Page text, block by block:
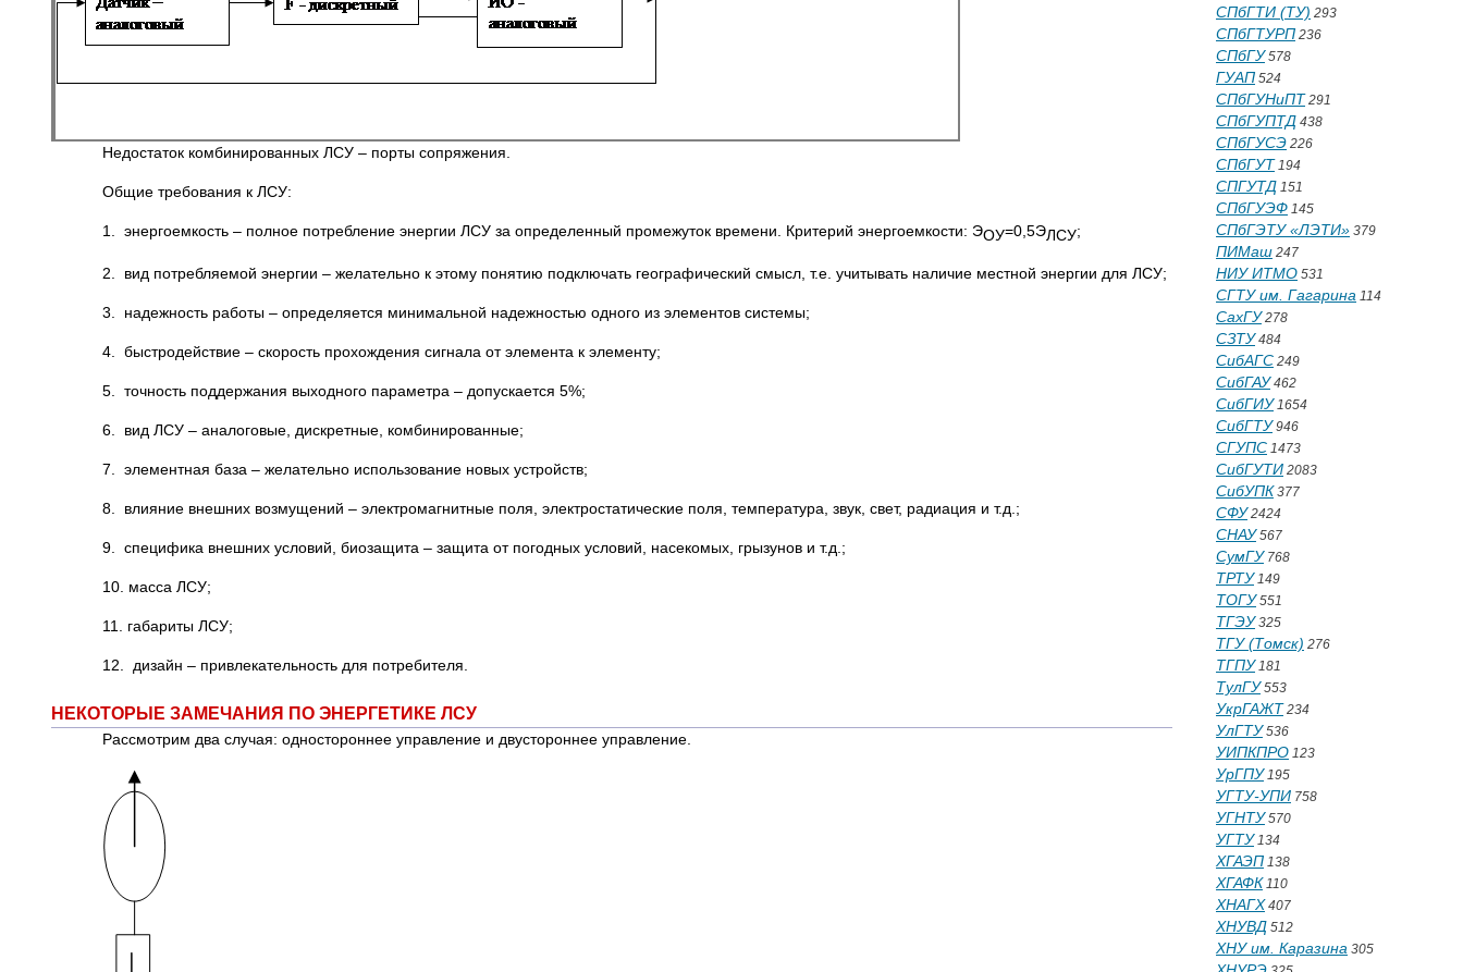
Недостаток комбинированных ЛСУ – порты сопряжения.
Общие требования к ЛСУ:
1. энергоемкость – полное потребление энергии ЛСУ за определенный промежуток времени. Критерий энергоемкости: ЭОУ=0,5ЭЛСУ;
2. вид потребляемой энергии – желательно к этому понятию подключать географический смысл, т.е. учитывать наличие местной энергии для ЛСУ;
3. надежность работы – определяется минимальной надежностью одного из элементов системы;
4. быстродействие – скорость прохождения сигнала от элемента к элементу;
5. точность поддержания выходного параметра – допускается 5%;
6. вид ЛСУ – аналоговые, дискретные, комбинированные;
7. элементная база – желательно использование новых устройств;
8. влияние внешних возмущений – электромагнитные поля, электростатические поля, температура, звук, свет, радиация и т.д.;
9. специфика внешних условий, биозащита – защита от погодных условий, насекомых, грызунов и т.д.;
10. масса ЛСУ;
11. габариты ЛСУ;
12. дизайн – привлекательность для потребителя.
НЕКОТОРЫЕ ЗАМЕЧАНИЯ ПО ЭНЕРГЕТИКЕ ЛСУ
Рассмотрим два случая: одностороннее управление и двустороннее управление.
СПбГТИ (ТУ) 293
СПбГТУРП 236
СПбГУ578
ГУАП 524
СПбГУНиПТ 291
СПбГУПТД 438
СПбГУСЭ 226
СПбГУТ 194
СПГУТД 151
СПбГУЭФ 145
СПбГЭТУ «ЛЭТИ» 379
ПИМаш 247
НИУ ИТМО 531
СГТУ им. Гагарина 114
СахГУ278
СЗТУ484
СибАГС 249
СибГАУ462
СибГИУ1654
СибГТУ946
СГУПС 1473
СибГУТИ 2083
СибУПК 377
СФУ2424
СНАУ567
СумГУ768
ТРТУ149
ТОГУ551
ТГЭУ325
ТГУ (Томск) 276
ТГПУ181
ТулГУ553
УкрГАЖТ 234
УлГТУ536
УИПКПРО 123
УрГПУ195
УГТУ-УПИ 758
УГНТУ570
УГТУ134
ХГАЭП 138
ХГАФК 110
ХНАГХ 407
ХНУВД 512
ХНУ им. Каразина 305